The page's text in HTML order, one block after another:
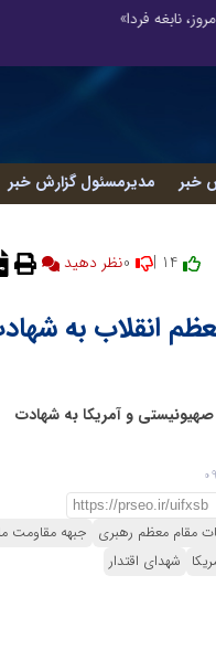
نابغه فردا»
خبر مدیرمسئول گزارش خبر
نظر دهید
انقلاب به
و آمریکا به شهادت
مقام معظم رهبری جبهه مقاومت
شهدای اقتدار